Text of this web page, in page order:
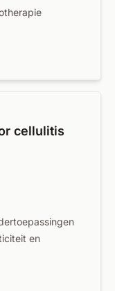
cellulitis
en